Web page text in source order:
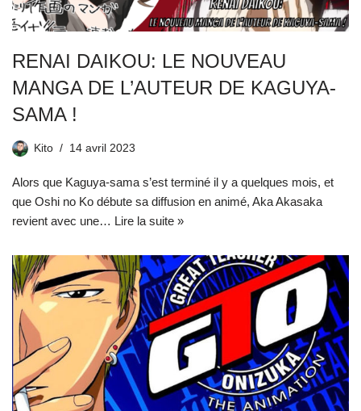
RENAI DAIKOU: LE NOUVEAU
MANGA DE L’AUTEUR DE KAGUYA-
SAMA !
Kito 14 avril 2023
Alors que Kaguya-sama s’est terminé il y a quelques mois, et
que Oshi no Ko débute sa diffusion en animé, Aka Akasaka
revient avec une… Lire la suite »